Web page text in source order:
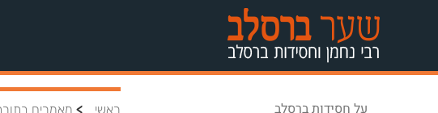
על חסידות ברסלב ראשי > מאמרים